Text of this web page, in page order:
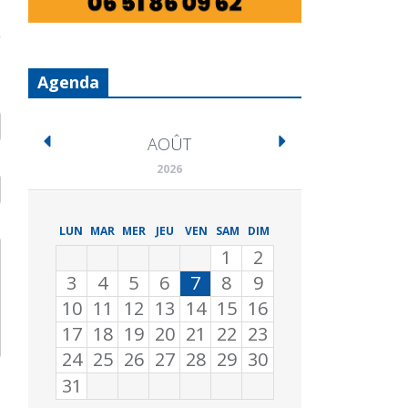
Agenda
AOÛT
2026
LUN MAR MER JEU VEN SAM DIM
1
2
3
4 5 6 7 8
9
10 11 12 13 14 15 16
17 18 19 20 21 22 23
24 25 26 27 28 29 30
31